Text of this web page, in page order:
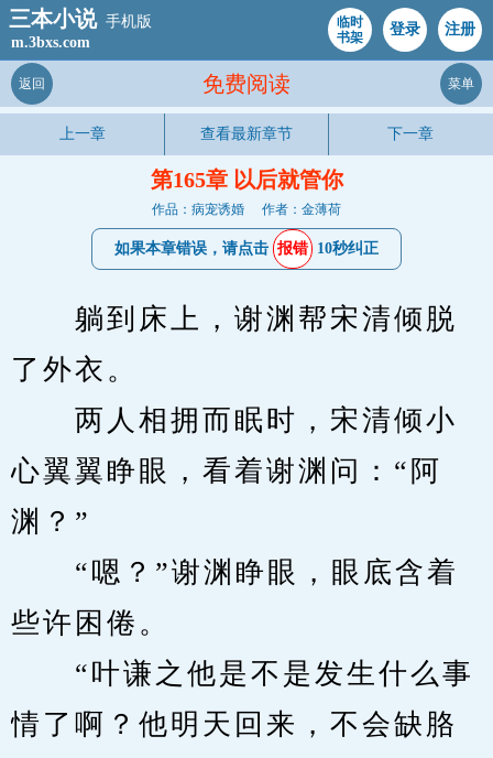
三本小说 手机版
m.3bxs.com
临时
书架
登录 注册
免费阅读
返回 菜单
上一章 查看最新章节 下一章
第165章 以后就管你
作品：病宠诱婚 作者：金薄荷
如果本章错误，请点击 报错 10秒纠正
躺到床上，谢渊帮宋清倾脱
了外衣。
两人相拥而眠时，宋清倾小
心翼翼睁眼，看着谢渊问：“阿
渊？”
“嗯？”谢渊睁眼，眼底含着
些许困倦。
“叶谦之他是不是发生什么事
情了啊？他明天回来，不会缺胳